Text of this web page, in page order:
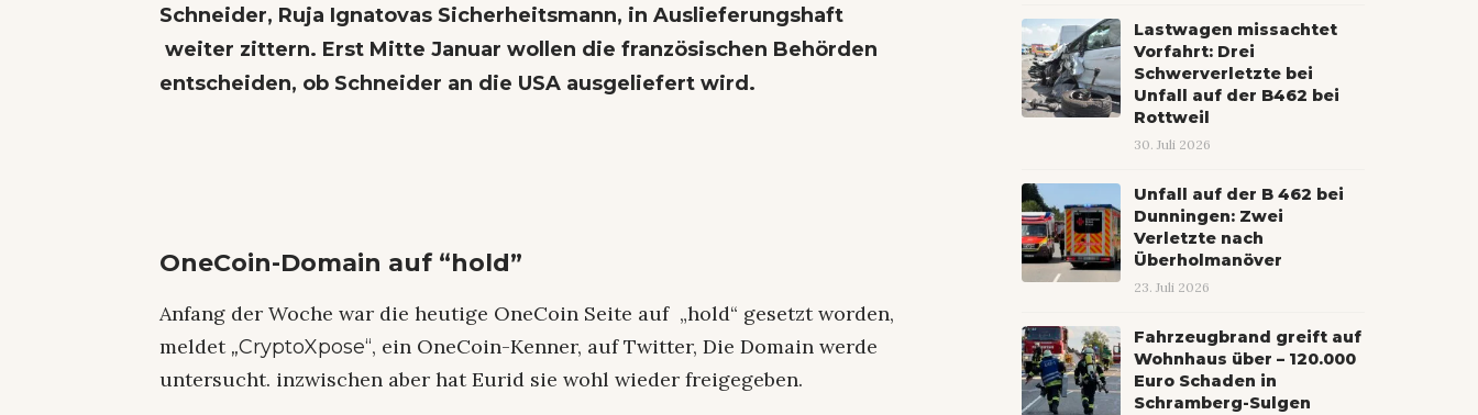
Schneider, Ruja Ignatovas Sicherheitsmann, in Auslieferungshaft
weiter zittern. Erst Mitte Januar wollen die französischen Behörden
entscheiden, ob Schneider an die USA ausgeliefert wird.
OneCoin-Domain auf “hold”
Anfang der Woche war die heutige OneCoin Seite auf „hold“ gesetzt worden,
meldet„CryptoXpose“, ein OneCoin-Kenner, auf Twitter, Die Domain werde
untersucht. inzwischen aber hat Eurid sie wohl wieder freigegeben.
Lastwagen missachtet
Vorfahrt: Drei
Schwerverletzte bei
Unfall auf der B462 bei
Rottweil
30. Juli 2026
Unfall auf der B 462 bei
Dunningen: Zwei
Verletzte nach
Überholmanöver
23. Juli 2026
Fahrzeugbrand greift auf
Wohnhaus über – 120.000
Euro Schaden in
Schramberg-Sulgen